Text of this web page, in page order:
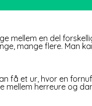
mellem en del
mange flere. Man
få et ur, hvor en
mellem herreure og